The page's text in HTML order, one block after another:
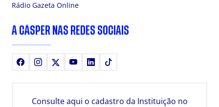
Rádio Gazeta Online
A CÁSPER NAS REDES SOCIAIS
FacebookInstagram YoutubeLinkedIn
Consulte aqui o cadastro da Instituição no